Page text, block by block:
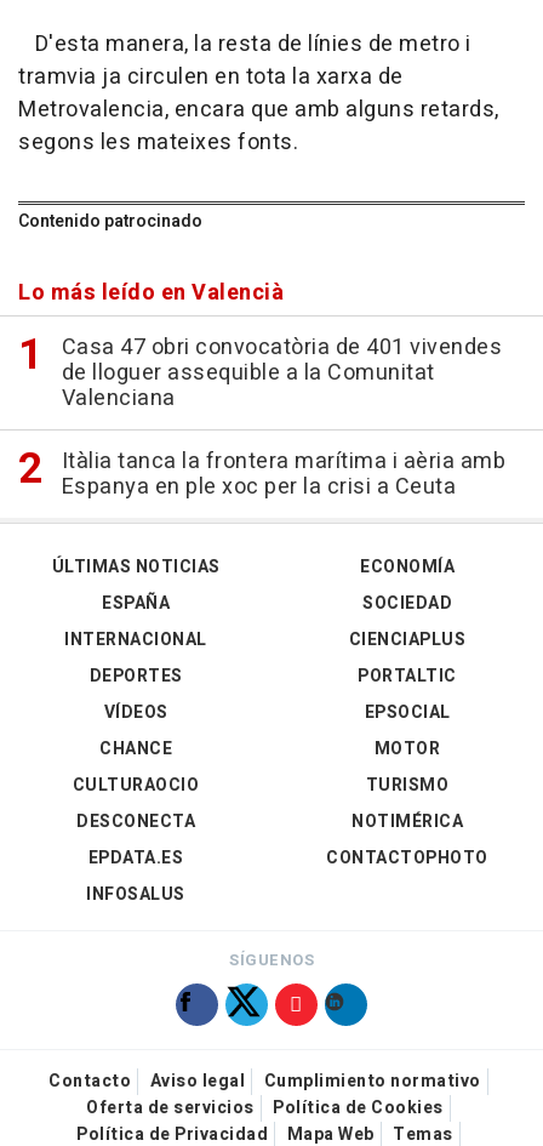
D'esta manera, la resta de línies de metro i
tramvia ja circulen en tota la xarxa de
Metrovalencia, encara que amb alguns retards,
segons les mateixes fonts.
Contenido patrocinado
Lo más leído en Valencià
Casa 47 obri convocatòria de 401 vivendes
de lloguer assequible a la Comunitat
Valenciana
Itàlia tanca la frontera marítima i aèria amb
Espanya en ple xoc per la crisi a Ceuta
ÚLTIMAS NOTICIAS
ESPAÑA
INTERNACIONAL
DEPORTES
VÍDEOS
ECONOMÍA
SOCIEDAD
CIENCIAPLUS
PORTALTIC
EPSOCIAL
CHANCE
CULTURAOCIO
DESCONECTA
EPDATA.ES
INFOSALUS
MOTOR
TURISMO
NOTIMÉRICA
CONTACTOPHOTO
SÍGUENOS
Contacto Aviso legal
Cumplimiento normativo
Oferta de servicios
Política de Cookies
Política de Privacidad
Mapa Web Temas